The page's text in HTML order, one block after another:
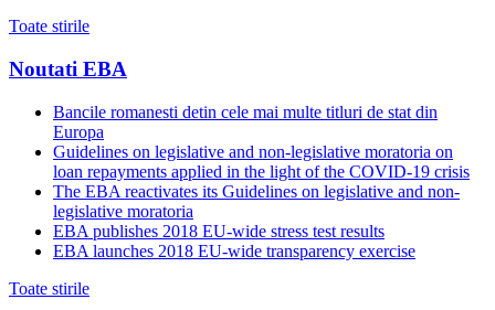
Toate stirile
Noutati EBA
Bancile romanesti detin cele mai multe titluri de stat din
Europa
Guidelines on legislative and non-legislative moratoria on
loan repayments applied in the light of the COVID-19 crisis
The EBA reactivates its Guidelines on legislative and non-
legislative moratoria
EBA publishes 2018 EU-wide stress test results
EBA launches 2018 EU-wide transparency exercise
Toate stirile